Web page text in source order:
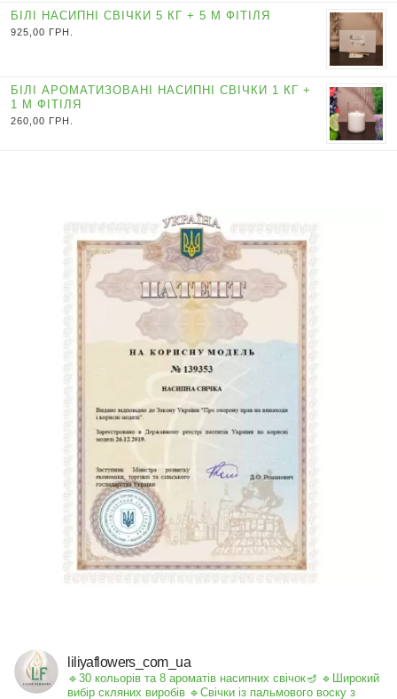
БІЛІ НАСИПНІ СВІЧКИ 5 КГ + 5 М ФІТІЛЯ
925,00 ГРН.
БІЛІ АРОМАТИЗОВАНІ НАСИПНІ СВІЧКИ 1 КГ +
1 М ФІТІЛЯ
260,00 ГРН.
liliyaflowers_com_ua
🔹30 кольорів та 8 ароматів насипних свічок🪔 🔹Широкий
вибір скляних виробів 🔹Свічки із пальмового воску з